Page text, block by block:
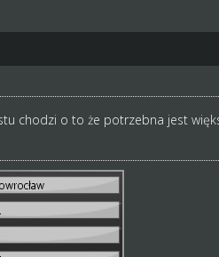
chodzi o to że potrzebna jest